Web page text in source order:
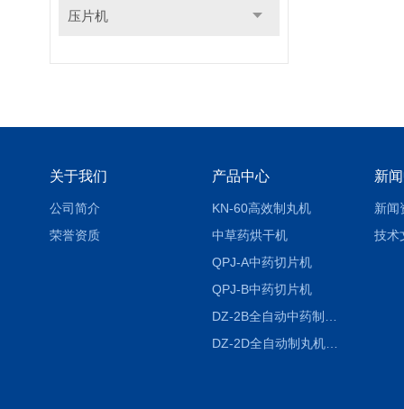
压片机
关于我们
公司简介
荣誉资质
产品中心
KN-60高效制丸机
中草药烘干机
QPJ-A中药切片机
QPJ-B中药切片机
DZ-2D全自动制丸机三根条DZ-2D
新
新闻
技术